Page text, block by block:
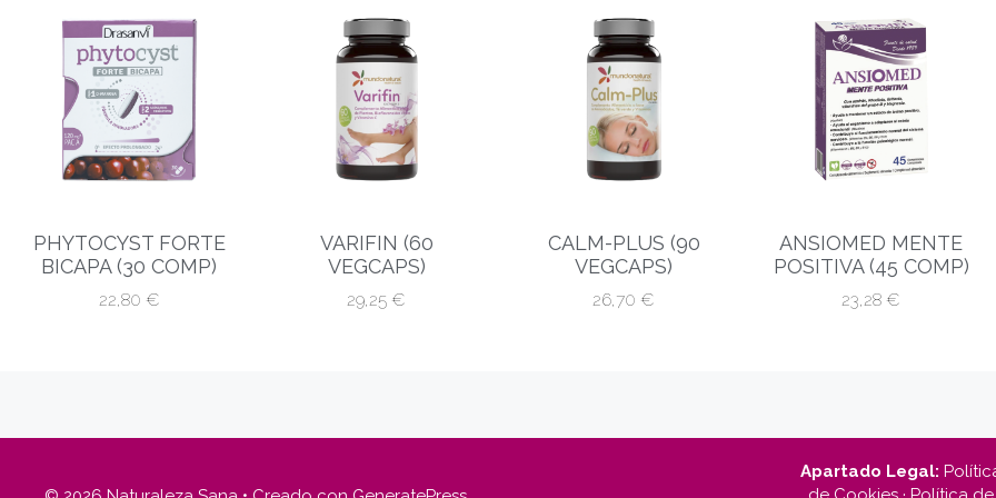
PHYTOCYST FORTE
BICAPA (30 COMP)
22,80 €
VARIFIN (60
VEGCAPS)
29,25€
CALM-PLUS (90
VEGCAPS)
26,70€
ANSIOMED MENTE
POSITIVA (45 COMP)
23,28€
Apartado Legal: